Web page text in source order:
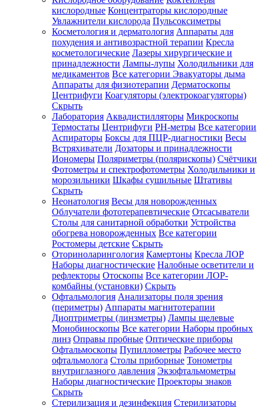
Зарегистрироваться
Зачем
регистрироваться?
Все
покупки
одном
месте
Личный
менеджер
Отслеживание
статуса
заказа
кислородные Концентраторы кислородные
Увлажнители кислорода Пульсоксиметры
Косметология и дерматология Аппараты для
похудения и антивозрастной терапии Кресла
косметологические Лазеры хирургические и
принадлежности Лампы-лупы Холодильники для
медикаментов Все категории Эвакуаторы дыма
Аппараты для физиотерапии Дерматоскопы
Центрифуги Коагуляторы (электрокоагуляторы)
Скрыть
Лаборатория Аквадистилляторы Микроскопы
Термостаты Центрифуги PH-метры Все категории
Аспираторы Боксы для ПЦР-диагностики Весы
Встряхиватели Дозаторы и принадлежности
Иономеры Поляриметры (полярископы) Счётчики
Фотометры и спектрофотометры Холодильники и
морозильники Шкафы сушильные Штативы
Скрыть
Неонатология Весы для новорожденных
Облучатели фототерапевтические Отсасыватели
Столы для санитарной обработки Устройства
обогрева новорожденных Все категории
Ростомеры детские Скрыть
Оториноларингология Камертоны Кресла ЛОР
Наборы диагностические Налобные осветители и
рефлекторы Отоскопы Все категории ЛОР-
комбайны (установки) Скрыть
Офтальмология Анализаторы поля зрения
(периметры) Аппараты магнитотерапии
Диоптриметры (линзметры) Лампы щелевые
Монобиноскопы Все категории Наборы пробных
линз Оправы пробные Оптические приборы
Офтальмоскопы Пупиллометры Рабочее место
офтальмолога Столы приборные Тонометры
внутриглазного давления Экзофтальмометры
Наборы диагностические Проекторы знаков
Скрыть
Стерилизация и дезинфекция Стерилизаторы